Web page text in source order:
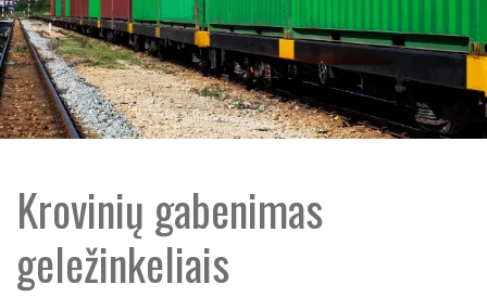
Krovinių gabenimas
geležinkeliais